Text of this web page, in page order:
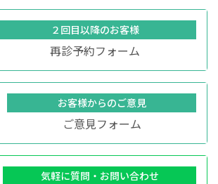
２回目以降のお客様
再診予約フォーム
お客様からのご意見
ご意見フォーム
気軽に質問・お問い合わせ